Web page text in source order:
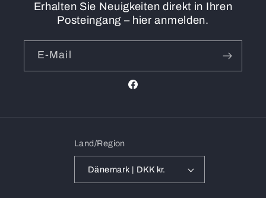
Erhalten Sie Neuigkeiten direkt in Ihren
Posteingang – hier anmelden.
E-Mail
Facebook
Land/Region
Dänemark | DKK kr.